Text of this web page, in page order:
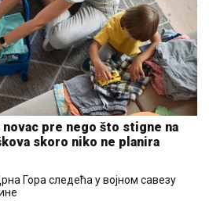
pre nego što stigne na
skoro niko ne planira